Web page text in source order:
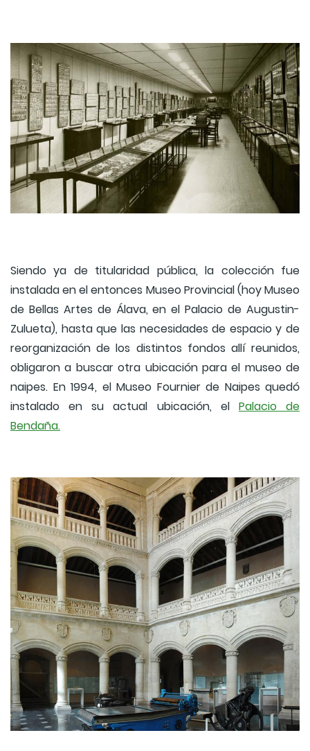
Siendo ya de titularidad pública, la colección fue
instalada en el entonces Museo Provincial (hoy Museo
de Bellas Artes de Álava, en el Palacio de Augustin-
Zulueta), hasta que las necesidades de espacio y de
reorganización de los distintos fondos allí reunidos,
obligaron a buscar otra ubicación para el museo de
naipes. En 1994, el Museo Fournier de Naipes quedó
instalado en su actual ubicación, el Palacio de
Bendaña.